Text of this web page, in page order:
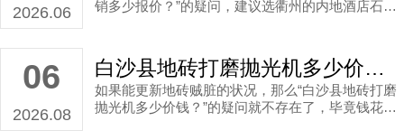
2026.06
销多少报价？”的疑问，建议选衢州的内地酒店石板
06
2026.08
白沙县地砖打磨抛光机多少价钱？
如果能更新地砖贼脏的状况，那么“白沙县地砖打磨
抛光机多少价钱？”的疑问就不存在了，毕竟钱花得